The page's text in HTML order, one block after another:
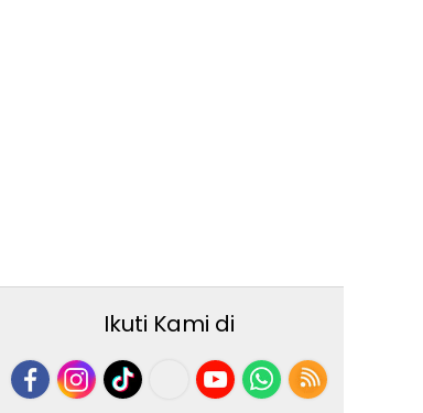
Ikuti Kami di